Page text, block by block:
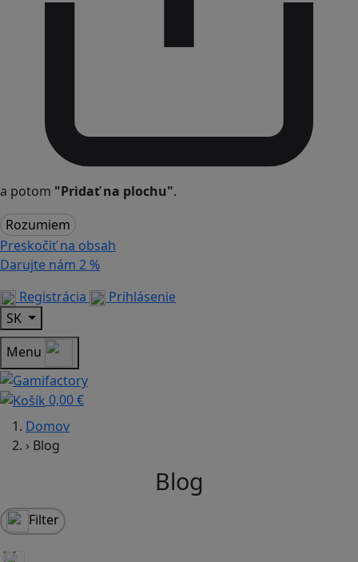
a potom "Pridať na plochu".
Rozumiem
Preskočiť na obsah
Darujte nám 2 %
Registrácia
Prihlásenie
SK
Menu
0,00 €
Domov
› Blog
Blog
Filter